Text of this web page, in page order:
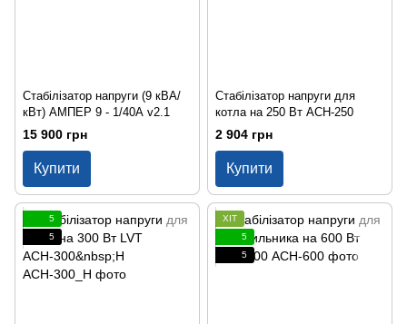
Стабілізатор напруги (9 кВА/
кВт) АМПЕР 9 - 1/40А v2.1
15 900 грн
Купити
Стабілізатор напруги для
котла на 250 Вт АСН-250
2 904 грн
Купити
5
5
ХІТ
5
5